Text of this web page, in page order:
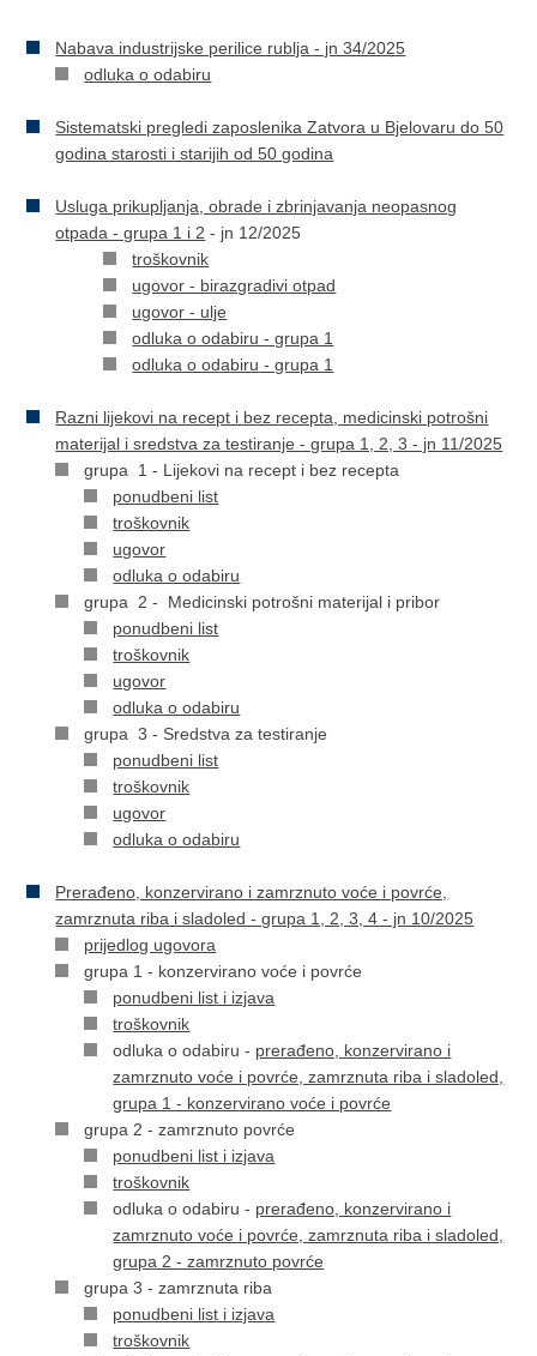
Nabava industrijske perilice rublja - jn 34/2025
odluka o odabiru
Sistematski pregledi zaposlenika Zatvora u Bjelovaru do 50
godina starosti i starijih od 50 godina
Usluga prikupljanja, obrade i zbrinjavanja neopasnog
otpada - grupa 1 i 2 - jn 12/2025
troškovnik
ugovor - birazgradivi otpad
ugovor - ulje
odluka o odabiru - grupa 1
odluka o odabiru - grupa 1
Razni lijekovi na recept i bez recepta, medicinski potrošni
materijal i sredstva za testiranje - grupa 1, 2, 3 - jn 11/2025
grupa 1 - Lijekovi na recept i bez recepta
ponudbeni list
troškovnik
ugovor
odluka o odabiru
grupa 2 - Medicinski potrošni materijal i pribor
ponudbeni list
troškovnik
ugovor
odluka o odabiru
grupa 3 - Sredstva za testiranje
ponudbeni list
troškovnik
ugovor
odluka o odabiru
Prerađeno, konzervirano i zamrznuto voće i povrće,
zamrznuta riba i sladoled - grupa 1, 2, 3, 4 - jn 10/2025
prijedlog ugovora
grupa 1 - konzervirano voće i povrće
ponudbeni list i izjava
troškovnik
odluka o odabiru - prerađeno, konzervirano i
zamrznuto voće i povrće, zamrznuta riba i sladoled,
grupa 1 - konzervirano voće i povrće
grupa 2 - zamrznuto povrće
ponudbeni list i izjava
troškovnik
odluka o odabiru - prerađeno, konzervirano i
zamrznuto voće i povrće, zamrznuta riba i sladoled,
grupa 2 - zamrznuto povrće
grupa 3 - zamrznuta riba
ponudbeni list i izjava
troškovnik